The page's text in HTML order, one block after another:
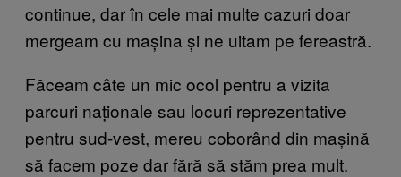
continue, dar în cele mai multe cazuri doar
mergeam cu mașina și ne uitam pe fereastră.
Făceam câte un mic ocol pentru a vizita
parcuri naționale sau locuri reprezentative
pentru sud-vest, mereu coborând din mașină
să facem poze dar fără să stăm prea mult.